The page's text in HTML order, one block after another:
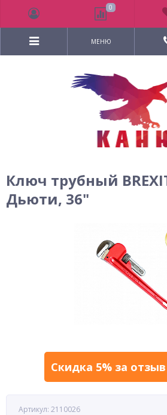
МЕНЮ
Ключ трубный
Дьюти, 36"
Скидка 5% за
Артикул: 2110026
0